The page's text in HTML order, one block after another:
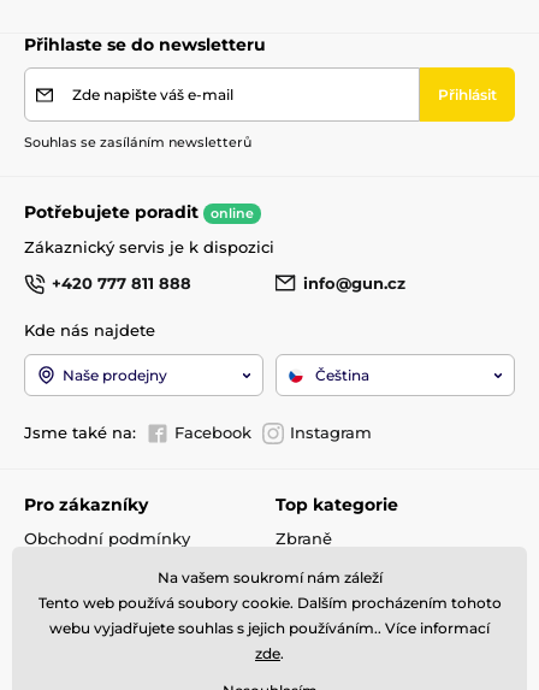
Přihlaste se do newsletteru
Zde napište váš e-mail Přihlásit
Souhlas se zasíláním newsletterů
Potřebujete poradit online
Zákaznický servis je k dispozici
+420 777 811 888
info@gun.cz
Kde nás najdete
Naše prodejny Čeština
Jsme také na: Facebook Instagram
Pro zákazníky
Obchodní podmínky
Doprava a platba
Reklamace
Kontakty
Top kategorie
Zbraně
Optika
Střelivo
Příslušenství
Detektory kovů
Na vašem soukromí nám záleží
Tento web používá soubory cookie. Dalším procházením tohoto
webu vyjadřujete souhlas s jejich používáním.. Více informací
zde.